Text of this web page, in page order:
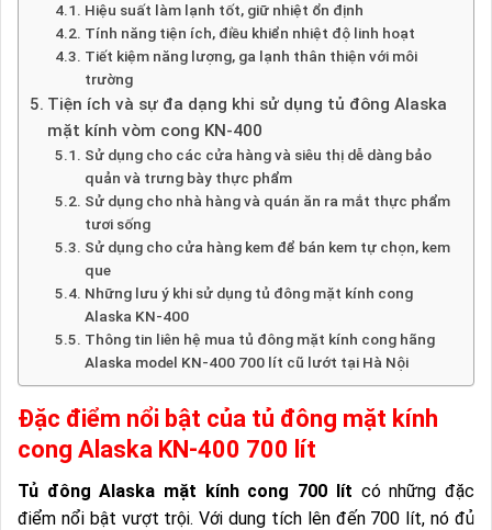
Hiệu suất làm lạnh tốt, giữ nhiệt ổn định
Tính năng tiện ích, điều khiển nhiệt độ linh hoạt
Tiết kiệm năng lượng, ga lạnh thân thiện với môi
trường
Tiện ích và sự đa dạng khi sử dụng tủ đông Alaska
mặt kính vòm cong KN-400
Sử dụng cho các cửa hàng và siêu thị dễ dàng bảo
quản và trưng bày thực phẩm
Sử dụng cho nhà hàng và quán ăn ra mắt thực phẩm
tươi sống
Sử dụng cho cửa hàng kem để bán kem tự chọn, kem
que
Những lưu ý khi sử dụng tủ đông mặt kính cong
Alaska KN-400
Thông tin liên hệ mua tủ đông mặt kính cong hãng
Alaska model KN-400 700 lít cũ lướt tại Hà Nội
Đặc điểm nổi bật của tủ đông mặt kính
cong Alaska KN-400 700 lít
Tủ đông Alaska mặt kính cong 700 lít có những đặc
điểm nổi bật vượt trội. Với dung tích lên đến 700 lít, nó đủ